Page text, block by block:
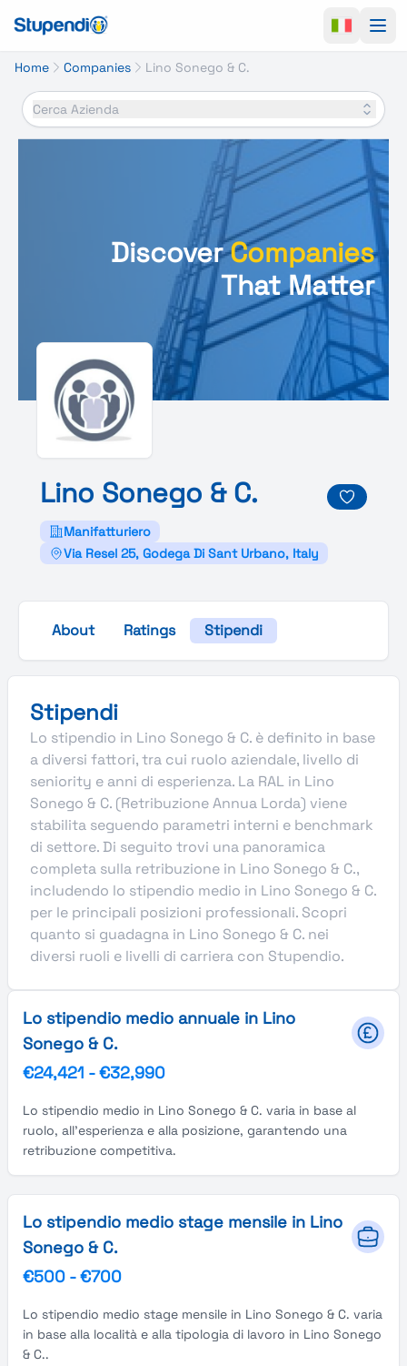
Home Companies Lino Sonego & C.
Cerca Azienda
DiscoverCompanies
That Matter
Lino Sonego & C.
Manifatturiero
Via Resel 25, Godega Di Sant Urbano, Italy
About Ratings Stipendi
Stipendi
Lo stipendio in Lino Sonego & C. è definito in base
a diversi fattori, tra cui ruolo aziendale, livello di
seniority e anni di esperienza. La RAL in Lino
Sonego & C. (Retribuzione Annua Lorda) viene
stabilita seguendo parametri interni e benchmark
di settore. Di seguito trovi una panoramica
completa sulla retribuzione in Lino Sonego & C.,
includendo lo stipendio medio in Lino Sonego & C.
per le principali posizioni professionali. Scopri
quanto si guadagna in Lino Sonego & C. nei
diversi ruoli e livelli di carriera con Stupendio.
Lo stipendio medio annuale in Lino
Sonego & C.
€24,421 -€32,990
Lo stipendio medio in Lino Sonego & C. varia in base al
ruolo, all'esperienza e alla posizione, garantendo una
retribuzione competitiva.
Lo stipendio medio stage mensile in Lino
Sonego & C.
€500 -€700
Lo stipendio medio stage mensile in Lino Sonego & C. varia
in base alla località e alla tipologia di lavoro in Lino Sonego
& C..